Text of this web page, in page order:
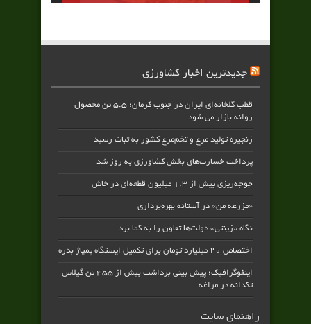
جدیدترین اخبار کشاورزی
قطب گلخانه‌ای ایران در جنوب کرمان؛ ۵.۵ تن محصول
روانه بازار می شود
زنجیره تولید مرغ و تخم‌مرغ کشور به ثبات رسید
پرداخت خسارت‌های بخش کشاورزی به‌ روز شد
جوجه‌ریزی بیش از ۱.۳ میلیون قطعه‌ای در خاش
«مزرعه من» در آستانه بهره‌برداری
نگاه «زینتی» دولت‌ها تعاون را به کما برد
اختصاص ۲۰ میلیارد تومان برای تکمیل ایستگاه پمپاژ بدره
اینفوگرافیک؛ پیش بینی برداشت بیش از ۴۵۵ تن گیلاس
تکدانه در مراغه
راهنمای سایت